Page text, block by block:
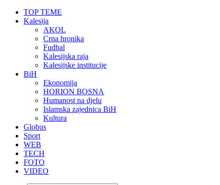
TOP TEME
Kalesija
AKOL
Crna hronika
Fudbal
Kalesijska raja
Kalesijske institucije
BiH
Ekonomija
HORION BOSNA
Humanost na djelu
Islamska zajednica BiH
Kultura
Globus
Sport
WEB
TECH
FOTO
VIDEO